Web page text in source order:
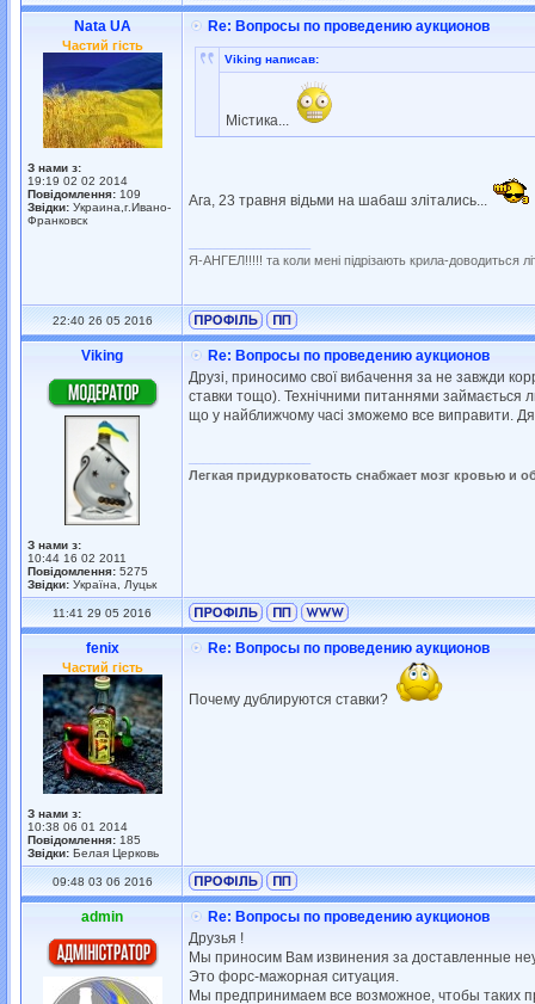
Nata UA
Частий гість
З нами з:
19:19 02 02 2014
Повідомлення: 109
Звідки: Украина,г.Ивано-
Франковск
Re: Вопросы по проведению аукционов
Viking написав:
Містика...
Ага, 23 травня відьми на шабаш злітались...
Я-АНГЕЛ!!!!! та коли мені підрізають крила-доводиться
22:40 26 05 2016
Viking
З нами з:
10:44 16 02 2011
Повідомлення: 5275
Звідки: Україна, Луцьк
Re: Вопросы по проведению аукционов
Друзі, приносимо свої вибачення за не завжди
ставки тощо). Технічними питаннями займається
що у найближчому часі зможемо все виправити.
Легкая придурковатость снабжает мозг кровью и
11:41 29 05 2016
fenix
Частий гість
З нами з:
10:38 06 01 2014
Повідомлення: 185
Звідки: Белая Церковь
Re: Вопросы по проведению аукционов
Почему дублируются ставки?
09:48 03 06 2016
admin
Re: Вопросы по проведению аукционов
Друзья !
Мы приносим Вам извинения за доставленные
Это форс-мажорная ситуация.
Мы предпринимаем все возможное, чтобы таких